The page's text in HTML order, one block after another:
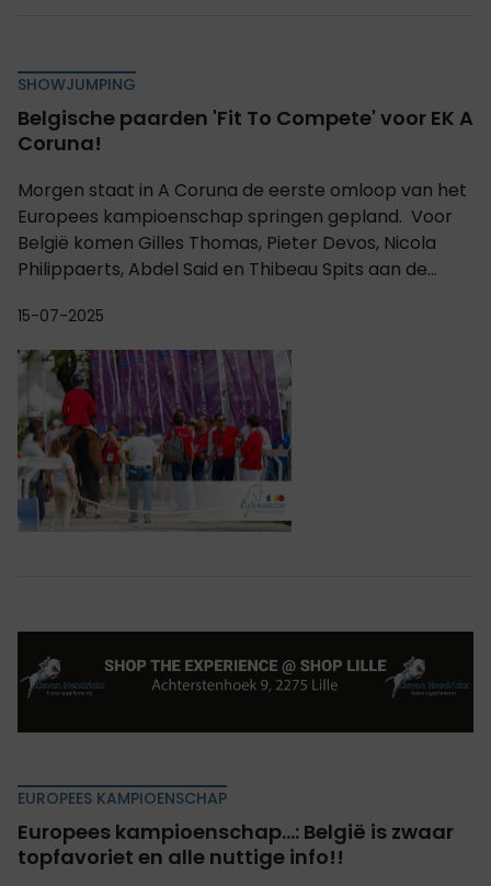
SHOWJUMPING
Belgische paarden 'Fit To Compete' voor EK A
Coruna!
Morgen staat in A Coruna de eerste omloop van het
Europees kampioenschap springen gepland. Voor
België komen Gilles Thomas, Pieter Devos, Nicola
Philippaerts, Abdel Said en Thibeau Spits aan de...
15-07-2025
EUROPEES KAMPIOENSCHAP
Europees kampioenschap...: België is zwaar
topfavoriet en alle nuttige info!!